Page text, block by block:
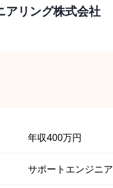
アリング株式会社
年収400万円
サポートエンジニア